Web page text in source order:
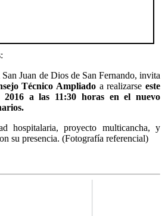
Juan de Dios de San Fernando, invita
Técnico Ampliadoa realizarseeste
a las 11:30 horas en el nuevo
hospitalaria, proyecto multicancha, y
su presencia. (Fotografía referencial)